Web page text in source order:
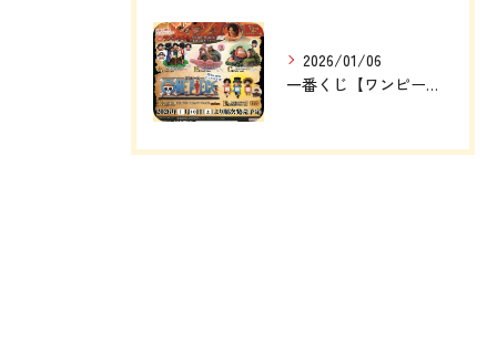
2026/01/06
一番くじ【ワンピース ドラマティックメモリーズ】